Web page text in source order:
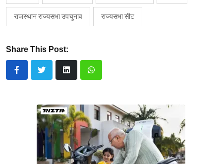
राजस्थान राज्यसभा उपचुनाव राज्यसभा सीट
Share This Post: